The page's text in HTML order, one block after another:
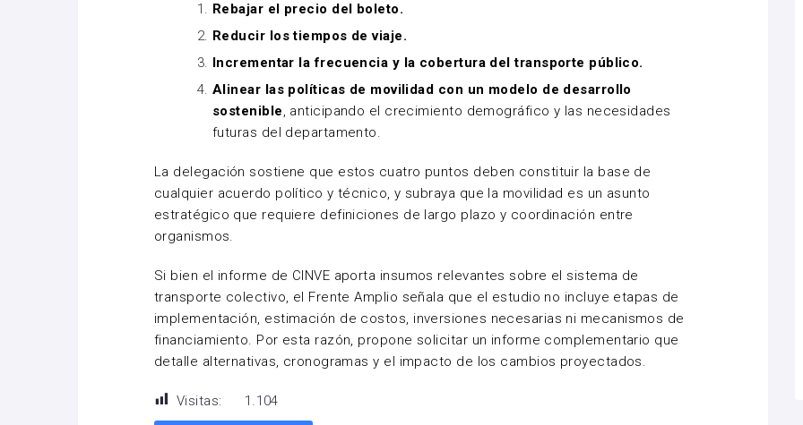
Rebajar el precio del boleto.
Reducir los tiempos de viaje.
Incrementar la frecuencia y la cobertura del transporte público.
Alinear las políticas de movilidad con un modelo de desarrollo
sostenible, anticipando el crecimiento demográfico y las necesidades
futuras del departamento.
La delegación sostiene que estos cuatro puntos deben constituir la base de
cualquier acuerdo político y técnico, y subraya que la movilidad es un asunto
estratégico que requiere definiciones de largo plazo y coordinación entre
organismos.
Si bien el informe de CINVE aporta insumos relevantes sobre el sistema de
transporte colectivo, el Frente Amplio señala que el estudio no incluye etapas de
implementación, estimación de costos, inversiones necesarias ni mecanismos de
financiamiento. Por esta razón, propone solicitar un informe complementario que
detalle alternativas, cronogramas y el impacto de los cambios proyectados.
Visitas: 1.104